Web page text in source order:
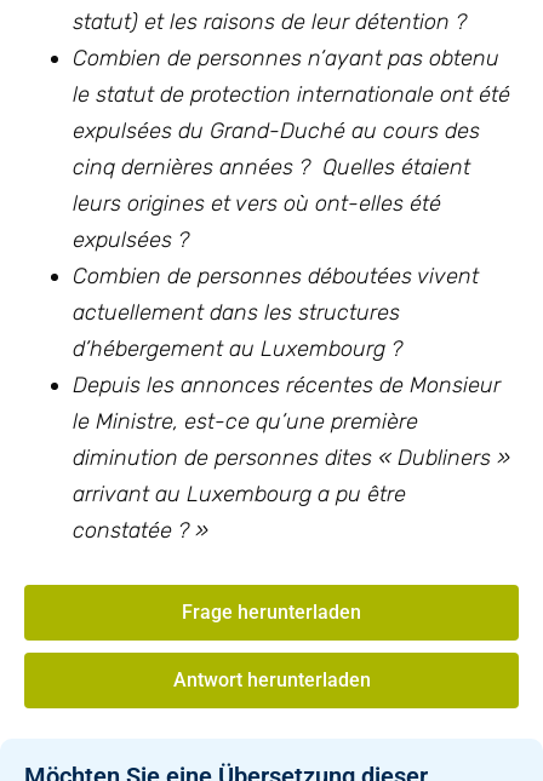
statut) et les raisons de leur détention ?
Combien de personnes n’ayant pas obtenu
le statut de protection internationale ont été
expulsées du Grand-Duché au cours des
cinq dernières années ? Quelles étaient
leurs origines et vers où ont-elles été
expulsées ?
Combien de personnes déboutées vivent
actuellement dans les structures
d’hébergement au Luxembourg ?
Depuis les annonces récentes de Monsieur
le Ministre, est-ce qu’une première
diminution de personnes dites « Dubliners »
arrivant au Luxembourg a pu être
constatée ? »
Frage herunterladen
Antwort herunterladen